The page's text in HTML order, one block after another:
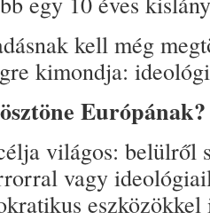
kell még
kimondja:
Európának?
világos: belülről
vagy
eszközökkel